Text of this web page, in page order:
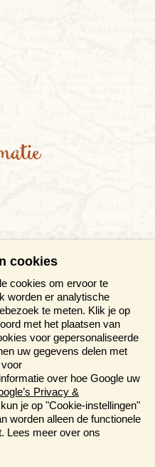
cookies
cookies om ervoor te
worden er analytische
te meten. Klik je op
met het plaatsen van
voor gepersonaliseerde
uw gegevens delen met
over hoe Google uw
Privacy &
je op "Cookie-instellingen"
worden alleen de functionele
Lees meer over ons